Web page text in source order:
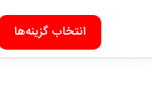
انتخاب گزینه‌ها